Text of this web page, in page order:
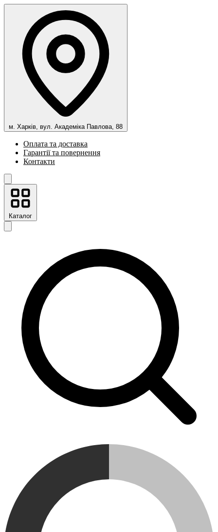
м. Харків, вул. Академіка Павлова, 88
Оплата та доставка
Гарантії та повернення
Контакти
Каталог